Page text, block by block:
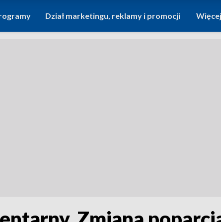
Dział marketingu, reklamy i promocji Więcej